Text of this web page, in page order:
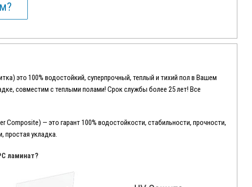
это 100% водостойкий, суперпрочный, теплый и тихий пол в Вашем
совместим с теплыми полами! Срок службы более 25 лет! Все
Composite) — это гарант 100% водостойкости, стабильности, прочности,
простая укладка.
ламинат?